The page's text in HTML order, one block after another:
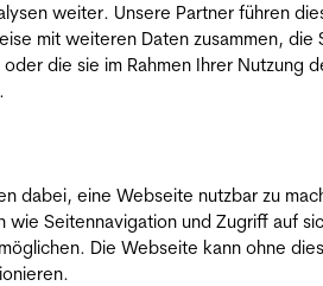
weiter. Unsere Partner führen
mit weiteren Daten zusammen, die
die sie im Rahmen Ihrer Nutzung
dabei, eine Webseite nutzbar zu
wie Seitennavigation und Zugriff auf
Die Webseite kann ohne